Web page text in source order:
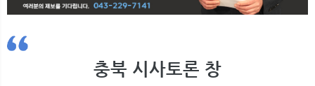
충북 시사토론 창